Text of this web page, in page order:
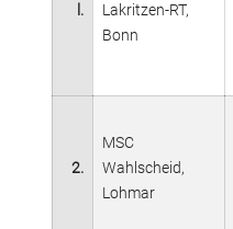
l.
Lakritzen-RT,
Bonn
2.
MSC
Wahlscheid,
Lohmar